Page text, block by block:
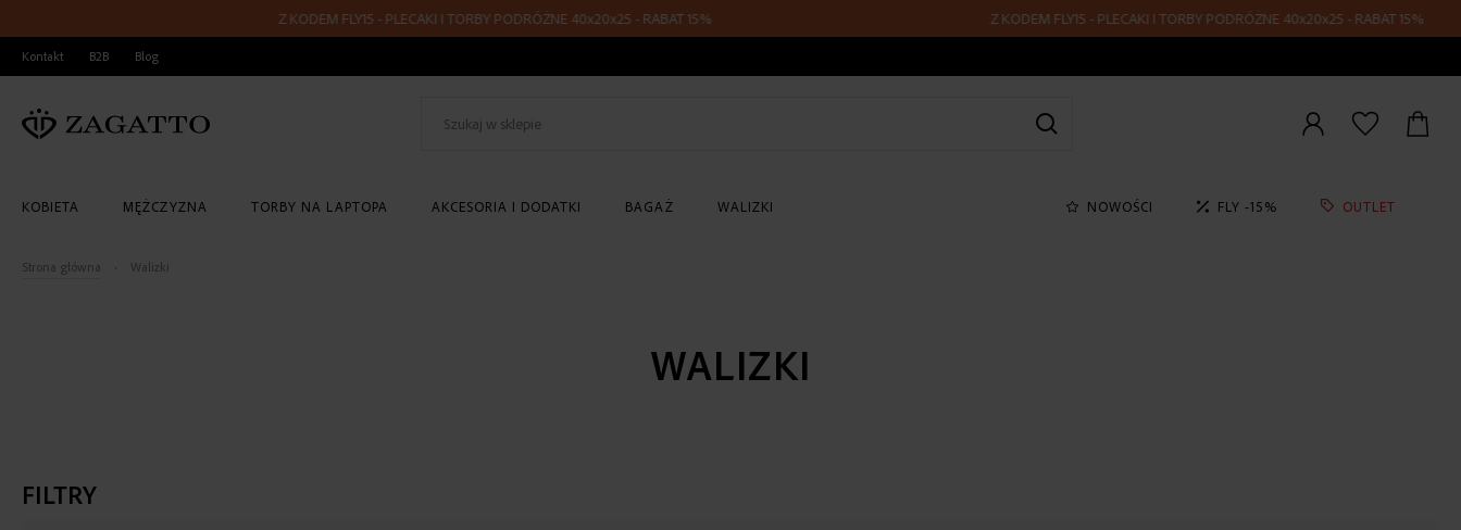
Z KODEM FLY15 - PLECAKI I TORBY PODRÓŻNE 40x20x25 - RABAT 15% Z KODEM FLY15 - PLECAKI I TORBY PODRÓŻNE 40x20x25 - RABAT 15%
PRZEJDŹ
DO
Kontakt B2B Blog
KOBIETA MĘŻCZYZNA TORBY NA LAPTOPA AKCESORIA I DODATKI BAGAŻ WALIZKI NOWOŚCI FLY -15% OUTLET
Strona główna Walizki
WALIZKI
FILTRY